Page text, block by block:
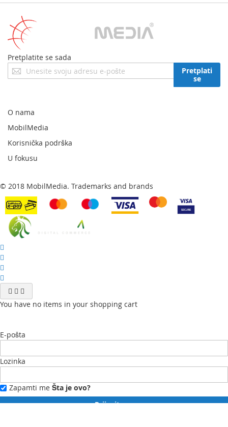
Pretplatite se sada
Prijavite
se
newsletter:
Pretplati
se
O nama
MobilMedia
Korisnička podrška
U fokusu
© 2018 MobilMedia. Trademarks and brands
You have no items in your shopping cart
E-pošta
Lozinka
Zapamti me Šta je ovo?
Prijavite se